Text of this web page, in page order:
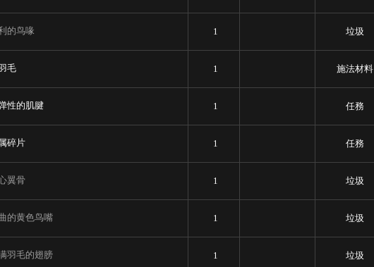
的鸟喙 1 垃圾
毛 1 施法材料
性的肌腱 1 任務
碎片 1 任務
翼骨 1 垃圾
的黄色鸟嘴 1 垃圾
羽毛的翅膀 1 垃圾